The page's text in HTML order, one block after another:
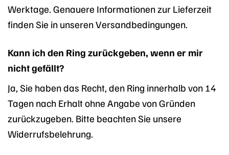
Werktage. Genauere Informationen zur Lieferzeit
finden Sie in unseren Versandbedingungen.
Kann ich den Ring zurückgeben, wenn er mir
nicht gefällt?
Ja, Sie haben das Recht, den Ring innerhalb von 14
Tagen nach Erhalt ohne Angabe von Gründen
zurückzugeben. Bitte beachten Sie unsere
Widerrufsbelehrung.